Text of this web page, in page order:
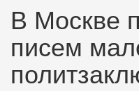
В Москве
писем